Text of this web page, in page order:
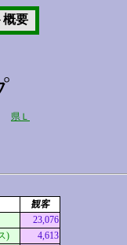
概要
県Ｌ
観客
23,076
)
4,613